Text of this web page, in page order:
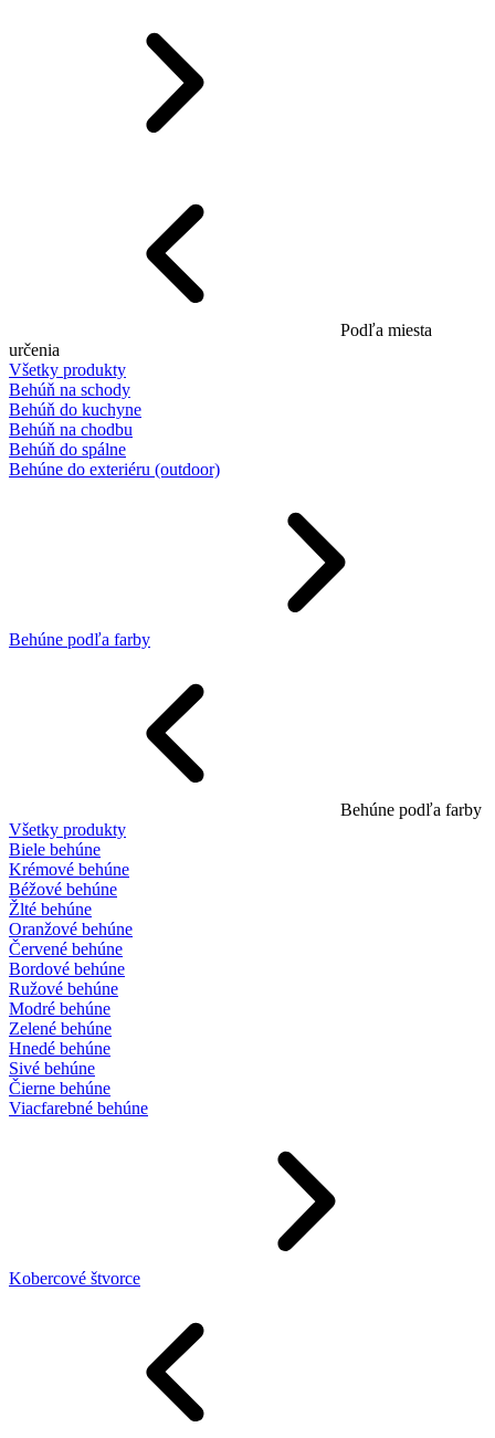
Podľa miesta
určenia
Všetky produkty
Behúň na schody
Behúň do kuchyne
Behúň na chodbu
Behúň do spálne
Behúne do exteriéru (outdoor)
Behúne podľa farby
Behúne podľa farby
Všetky produkty
Biele behúne
Krémové behúne
Béžové behúne
Žlté behúne
Oranžové behúne
Červené behúne
Bordové behúne
Ružové behúne
Modré behúne
Zelené behúne
Hnedé behúne
Sivé behúne
Čierne behúne
Viacfarebné behúne
Kobercové štvorce